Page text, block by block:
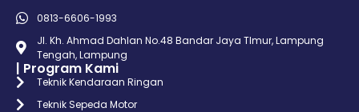
0813-6606-1993
Jl. Kh. Ahmad Dahlan No.48 Bandar Jaya TImur, Lampung
Tengah, Lampung
| Program Kami
Teknik Kendaraan Ringan
Teknik Sepeda Motor